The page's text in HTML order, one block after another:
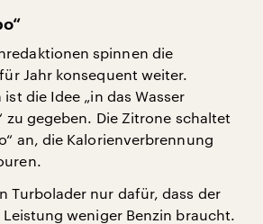
spinnen die
Jahr konsequent weiter.
die Idee „in das Wasser
zu gegeben. Die Zitrone schaltet
an, die Kalorienverbrennung
Turbolader nur dafür, dass der
weniger Benzin braucht.